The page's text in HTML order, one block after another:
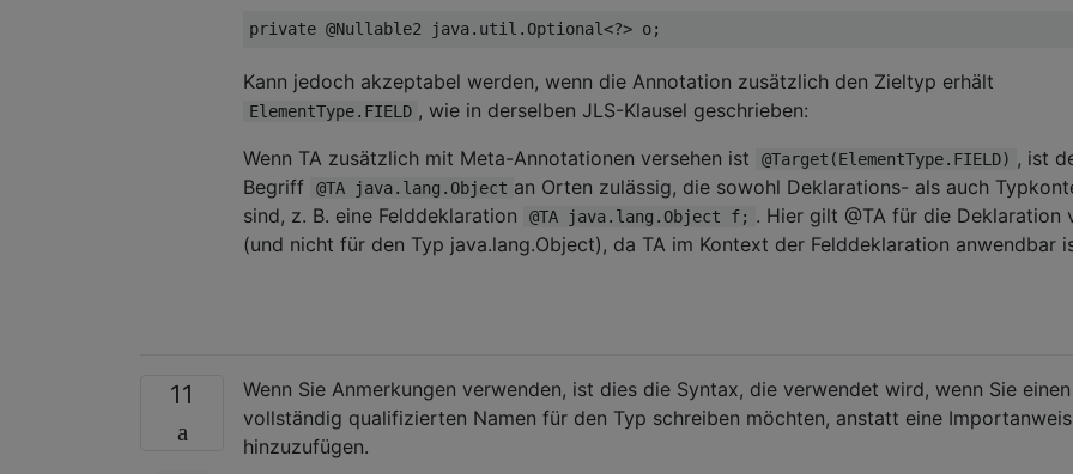
private @Nullable2 java. util . Optional<?> o;
Kann jedoch akzeptabel werden, wenn die Annotation zusätzlich den Zieltyp erhält
ElementType.FIELD , wie in derselben JLS-Klausel geschrieben:
Wenn TA zusätzlich mit Meta-Annotationen versehen ist
@Target(ElementType.FIELD) , ist
Begriff
@TA java.lang.Object an Orten zulässig, die sowohl Deklarations- als auch
sind, z. B. eine Felddeklaration
@TA java.lang.Object f; . Hier gilt @TA für die Deklaration
(und nicht für den Typ java.lang.Object), da TA im Kontext der Felddeklaration anwendbar
11
Wenn Sie Anmerkungen verwenden, ist dies die Syntax, die verwendet wird, wenn Sie einen
vollständig qualifizierten Namen für den Typ schreiben möchten, anstatt eine
hinzuzufügen.